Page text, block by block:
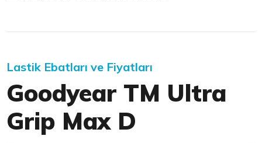
Lastik Ebatları ve Fiyatları
Goodyear TM Ultra
Grip Max D